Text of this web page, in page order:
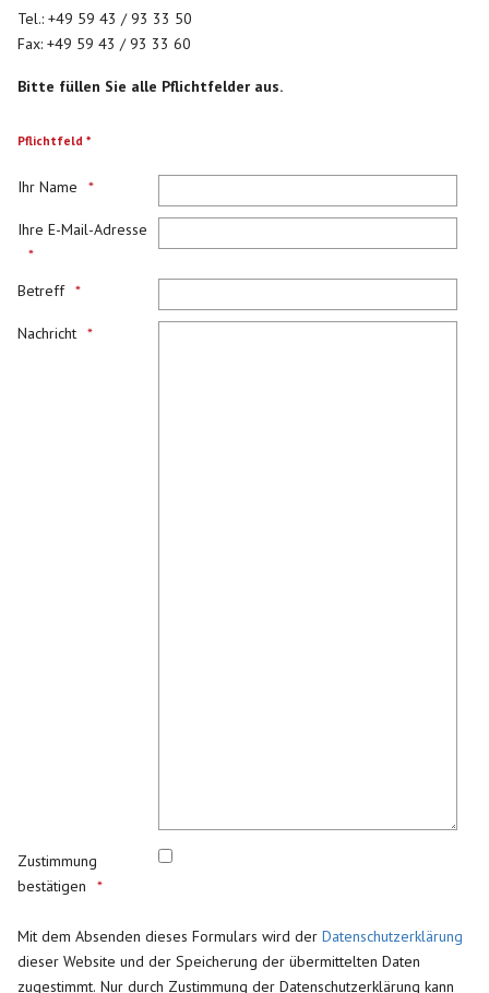
Tel.: +49 59 43 / 93 33 50
Fax: +49 59 43 / 93 33 60
Bitte füllen Sie alle Pflichtfelder aus.
Pflichtfeld *
Ihr Name
Ihre E-Mail-Adresse
Betreff
Nachricht
Zustimmung
bestätigen
Mit dem Absenden dieses Formulars wird derDatenschutzerklärung
dieser Website und der Speicherung der übermittelten Daten
zugestimmt. Nur durch Zustimmung der Datenschutzerklärung kann